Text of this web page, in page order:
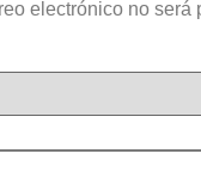
electrónico no será